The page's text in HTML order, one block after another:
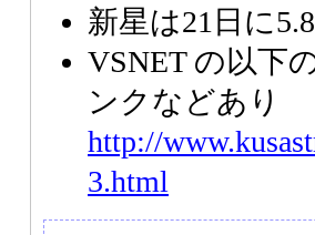
新星は21日に
VSNET の以下
ンクなどあり
http://
3.html